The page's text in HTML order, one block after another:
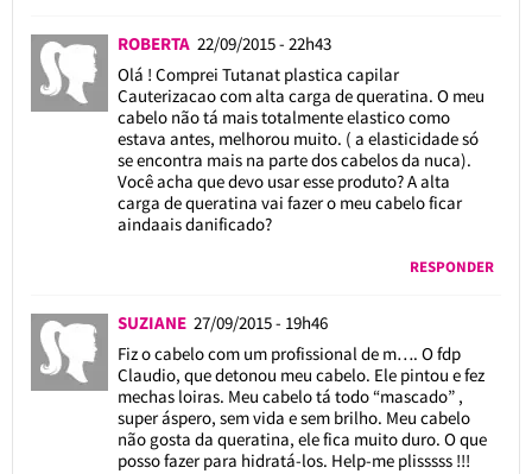
ROBERTA 22/09/2015 - 22h43
Olá ! Comprei Tutanat plastica capilar
Cauterizacao com alta carga de queratina. O meu
cabelo não tá mais totalmente elastico como
estava antes, melhorou muito. ( a elasticidade só
se encontra mais na parte dos cabelos da nuca).
Você acha que devo usar esse produto? A alta
carga de queratina vai fazer o meu cabelo ficar
aindaais danificado?
RESPONDER
SUZIANE 27/09/2015 - 19h46
Fiz o cabelo com um profissional de m…. O fdp
Claudio, que detonou meu cabelo. Ele pintou e fez
mechas loiras. Meu cabelo tá todo “mascado” ,
super áspero, sem vida e sem brilho. Meu cabelo
não gosta da queratina, ele fica muito duro. O que
posso fazer para hidratá-los. Help-me plisssss !!!